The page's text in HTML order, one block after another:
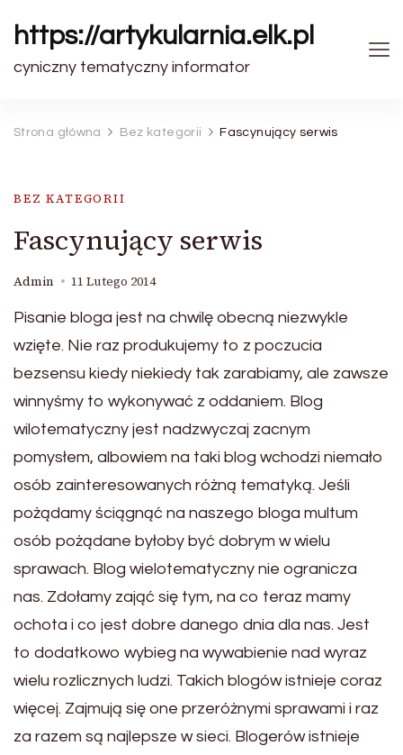
https://artykularnia.elk.pl
cyniczny tematyczny informator
Strona główna Bez kategorii Fascynujący serwis
BEZ KATEGORII
Fascynujący serwis
Admin 11 Lutego 2014
Pisanie bloga jest na chwilę obecną niezwykle
wzięte. Nie raz produkujemy to z poczucia
bezsensu kiedy niekiedy tak zarabiamy, ale zawsze
winnyśmy to wykonywać z oddaniem. Blog
wilotematyczny jest nadzwyczaj zacnym
pomysłem, albowiem na taki blog wchodzi niemało
osób zainteresowanych różną tematyką. Jeśli
pożądamy ściągnąć na naszego bloga multum
osób pożądane byłoby być dobrym w wielu
sprawach. Blog wielotematyczny nie ogranicza
nas. Zdołamy zająć się tym, na co teraz mamy
ochota i co jest dobre danego dnia dla nas. Jest
to dodatkowo wybieg na wywabienie nad wyraz
wielu rozlicznych ludzi. Takich blogów istnieje coraz
więcej. Zajmują się one przeróżnymi sprawami i raz
za razem są najlepsze w sieci. Blogerów istnieje